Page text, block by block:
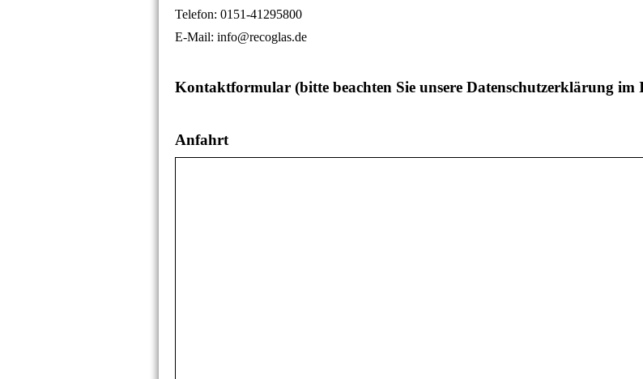
Telefon: 0151-41295800
E-Mail: info@recoglas.de
Kontaktformular (bitte beachten Sie unsere Datenschutzerklärung im
Anfahrt